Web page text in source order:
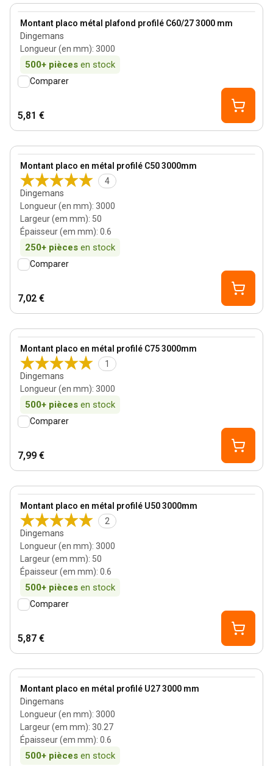
Montant placo métal plafond profilé C60/27 3000 mm
Dingemans
Longueur (en mm): 3000
500+ pièces en stock
View product
Comparer
5,81 €
Montant placo en métal profilé C50 3000mm
4
Dingemans
Longueur (en mm): 3000
Largeur (em mm): 50
Épaisseur (em mm): 0.6
250+ pièces en stock
View product
Comparer
7,02 €
Montant placo en métal profilé C75 3000mm
1
Dingemans
Longueur (en mm): 3000
500+ pièces en stock
View product
Comparer
7,99 €
Montant placo en métal profilé U50 3000mm
2
Dingemans
Longueur (en mm): 3000
Largeur (em mm): 50
Épaisseur (em mm): 0.6
500+ pièces en stock
View product
Comparer
5,87 €
Montant placo en métal profilé U27 3000 mm
Dingemans
Longueur (en mm): 3000
Largeur (em mm): 30.27
Épaisseur (em mm): 0.6
500+ pièces en stock
View product